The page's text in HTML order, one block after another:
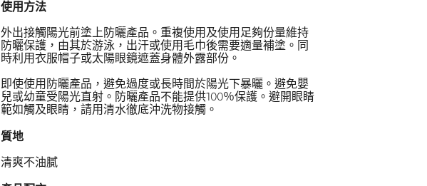
使用方法
外出接觸陽光前塗上防曬產品。重複使用及使用足夠份量維持
防曬保護，由其於游泳，出汗或使用毛巾後需要適量補塗。同
時利用衣服帽子或太陽眼鏡遮蓋身體外露部份。
即使使用防曬產品，避免過度或長時間於陽光下暴曬。避免嬰
兒或幼童受陽光直射。防曬產品不能提供100％保護。避開眼睛
範如觸及眼睛，請用清水徹底沖洗物接觸。
質地
清爽不油膩